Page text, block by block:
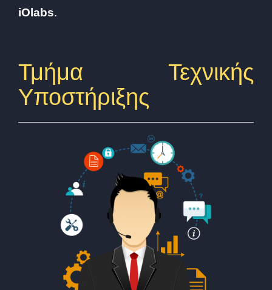
iOlabs.
Τμήμα Τεχνικής
Υποστήριξης